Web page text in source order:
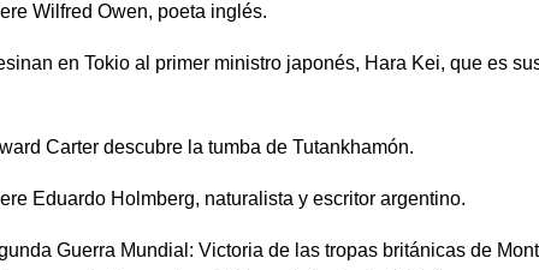
Wilfred Owen, poeta inglés.
en Tokio al primer ministro japonés, Hara Kei, que es
Carter descubre la tumba de Tutankhamón.
Eduardo Holmberg, naturalista y escritor argentino.
Guerra Mundial: Victoria de las tropas británicas de